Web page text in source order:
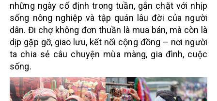
những ngày cố định trong tuần, gắn chặt với nhịp
sống nông nghiệp và tập quán lâu đời của người
dân. Đi chợ không đơn thuần là mua bán, mà còn là
dịp gặp gỡ, giao lưu, kết nối cộng đồng – nơi người
ta chia sẻ câu chuyện mùa màng, gia đình, cuộc
sống.